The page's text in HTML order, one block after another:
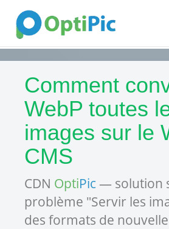
Comment
WebP toutes
images sur le
CMS
CDN OptiPic — solution
problème "Servir les
des formats de